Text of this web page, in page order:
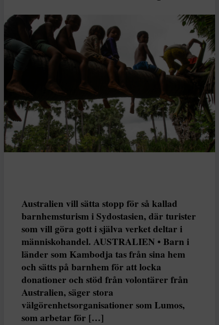
Australien vill sätta stopp för så kallad
barnhemsturism i Sydostasien, där turister
som vill göra gott i själva verket deltar i
människohandel. AUSTRALIEN • Barn i
länder som Kambodja tas från sina hem
och sätts på barnhem för att locka
donationer och stöd från volontärer från
Australien, säger stora
välgörenhetsorganisationer som Lumos,
som arbetar för […]